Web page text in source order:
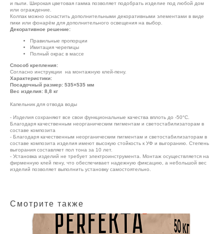
и пыли. Широкая цветовая гамма позволяет подобрать изделие под любой дом
или ограждение.
Колпак можно оснастить дополнительными декоративными элементами в виде
пики или фонарём для дополнительного освещения на выбор.
Декоративное решение:
Правильные пропорции
Имитация черепицы
Полный окрас в массе
Способ крепления:
Согласно инструкции на монтажную клей-пену.
Характеристики:
Посадочный размер: 535×535 мм
Вес изделия: 8,8 кг
Капельник для отвода воды
- Изделия сохраняют все свои функциональные качества вплоть до -50°С.
Благодаря качественным неорганическим пигментам и светостабилизаторам в
составе композита
- Благодаря качественным неорганическим пигментам и светостабилизаторам в
составе композита изделия имеют высокую стойкость к УФ и выгоранию. Степень
выгорания составляет пол тона за 10 лет.
- Установка изделий не требует электроинструмента. Монтаж осуществляется на
фирменную клей пену, что обеспечивает надежную фиксацию, а небольшой вес
изделий позволяет выполнить установку самостоятельно.
Смотрите также